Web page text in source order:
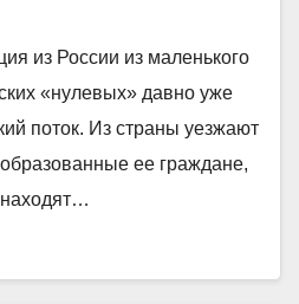
из России из маленького
«нулевых» давно уже
поток. Из страны уезжают
ее граждане,
находят…